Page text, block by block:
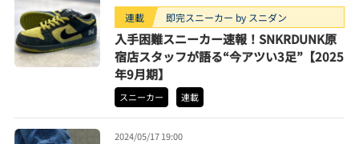
連載 即完スニーカー by スニダン
入手困難スニーカー速報！SNKRDUNK原
宿店スタッフが語る“今アツい3足”【2025
年9月期】
スニーカー 連載
2024/05/17 19:00